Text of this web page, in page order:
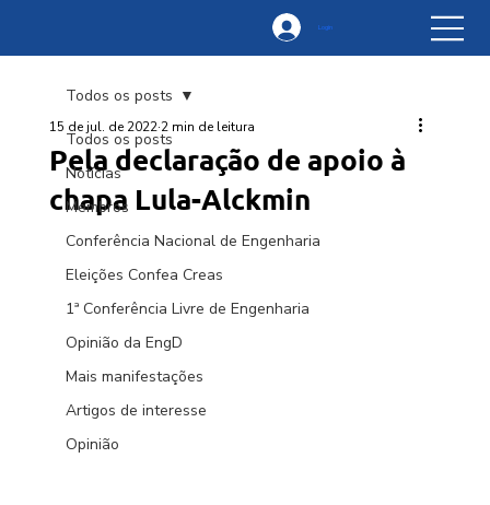
Login
Todos os posts
Notícias
Membros
Conferência Nacional de Engenharia
Eleições Confea Creas
1ª Conferência Livre de Engenharia
Opinião da EngD
Mais manifestações
Artigos de interesse
Opinião
Todos os posts
Pela declaração de apoio à
chapa Lula-Alckmin
15 de jul. de 2022 2 min de leitura